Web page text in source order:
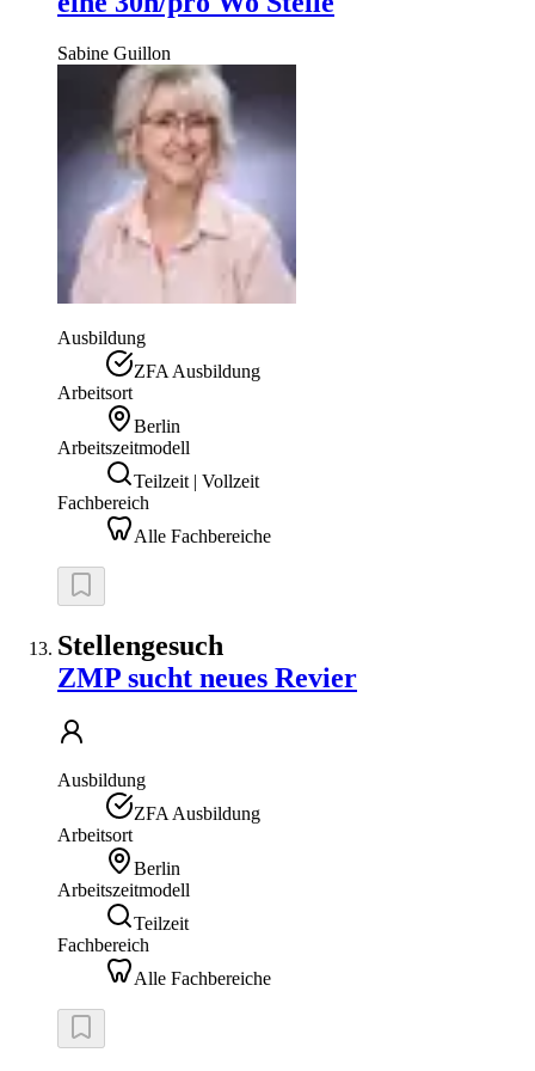
Sabine Guillon
Ausbildung
ZFA Ausbildung
Arbeitsort
Berlin
Arbeitszeitmodell
Teilzeit | Vollzeit
Fachbereich
Alle Fachbereiche
Stellengesuch
ZMP sucht neues Revier
Ausbildung
ZFA Ausbildung
Arbeitsort
Berlin
Arbeitszeitmodell
Teilzeit
Fachbereich
Alle Fachbereiche